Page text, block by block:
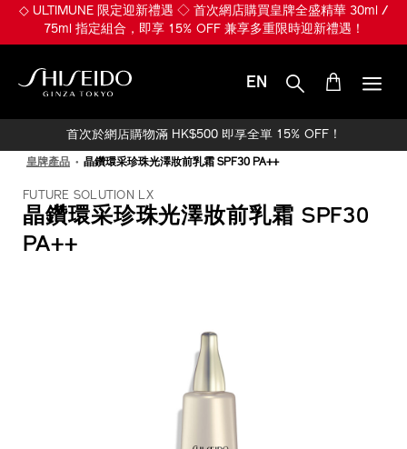
◇ ULTIMUNE 限定迎新禮遇 ◇ 首次網店購買皇牌全盛精華 30ml /
75ml 指定組合，即享 15% OFF 兼享多重限時迎新禮遇！
EN
首次於網店購物滿 HK$500 即享全單 15% OFF！
皇牌產品 晶鑽環采珍珠光澤妝前乳霜 SPF30 PA++
FUTURE SOLUTION LX
晶鑽環采珍珠光澤妝前乳霜 SPF30
PA++